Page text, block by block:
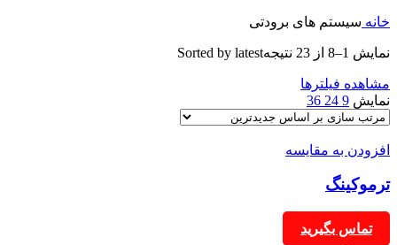
خانه سیستم های برودتی
نمایش 1–8 از 23 نتیجه Sorted by latest
مشاهده فیلترها
نمایش 9
24
36
افزودن به مقایسه
ترموکینگ
تماس بگیرید